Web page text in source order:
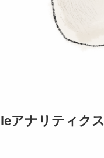
アナリティクス